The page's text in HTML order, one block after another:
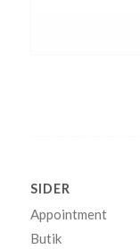
SIDER
Appointment
Butik